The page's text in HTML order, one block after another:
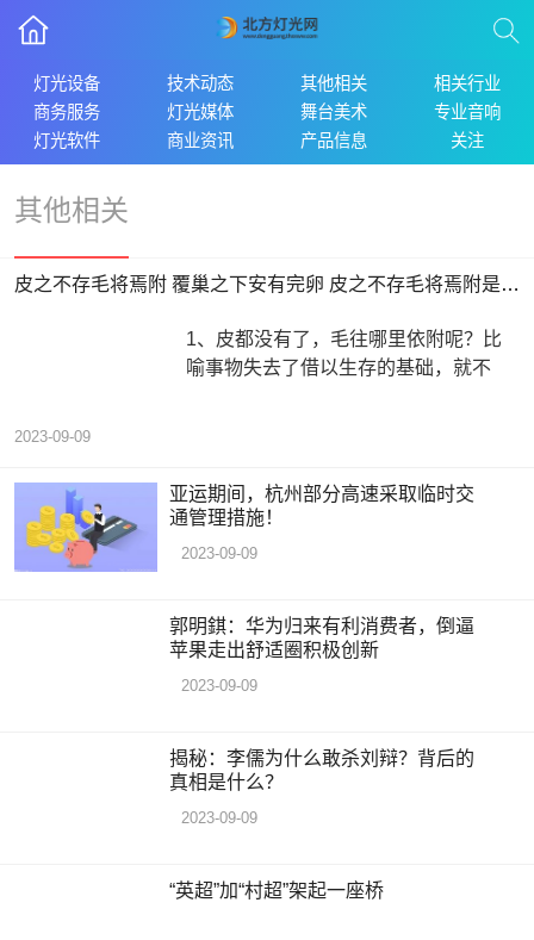
灯光设备 技术动态 其他相关
相关行业
商务服务
灯光媒体 舞台美术
专业音响
灯光软件
商业资讯 产品信息 关注
其他相关
皮之不存毛将焉附 覆巢之下安有完卵 皮之不存毛将焉附是什么意思
1、皮都没有了，毛往哪里依附呢？比
喻事物失去了借以生存的基础，就不
2023-09-09
亚运期间，杭州部分高速采取临时交
通管理措施！
2023-09-09
郭明錤：华为归来有利消费者，倒逼
苹果走出舒适圈积极创新
2023-09-09
揭秘：李儒为什么敢杀刘辩？背后的
真相是什么？
2023-09-09
“英超”加“村超”架起一座桥